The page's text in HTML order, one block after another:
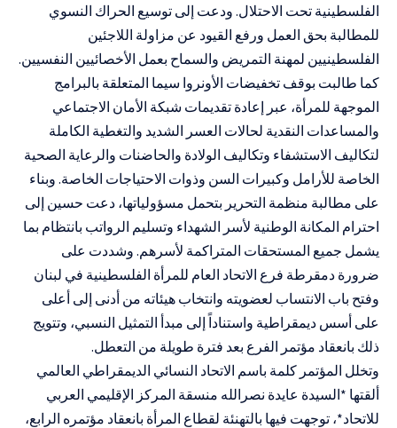
الفلسطينية تحت الاحتلال. ودعت إلى توسيع الحراك النسوي
للمطالبة بحق العمل ورفع القيود عن مزاولة اللاجئين
الفلسطينيين لمهنة التمريض والسماح بعمل الأخصائيين النفسيين.
كما طالبت بوقف تخفيضات الأونروا سيما المتعلقة بالبرامج
الموجهة للمرأة، عبر إعادة تقديمات شبكة الأمان الاجتماعي
والمساعدات النقدية لحالات العسر الشديد والتغطية الكاملة
لتكاليف الاستشفاء وتكاليف الولادة والحاضنات والرعاية الصحية
الخاصة للأرامل وكبيرات السن وذوات الاحتياجات الخاصة. وبناء
على مطالبة منظمة التحرير بتحمل مسؤولياتها، دعت حسين إلى
احترام المكانة الوطنية لأسر الشهداء وتسليم الرواتب بانتظام بما
يشمل جميع المستحقات المتراكمة لأسرهم. وشددت على
ضرورة دمقرطة فرع الاتحاد العام للمرأة الفلسطينية في لبنان
وفتح باب الانتساب لعضويته وانتخاب هيئاته من أدنى إلى أعلى
على أسس ديمقراطية واستناداً إلى مبدأ التمثيل النسبي، وتتويج
ذلك بانعقاد مؤتمر الفرع بعد فترة طويلة من التعطل.
وتخلل المؤتمر كلمة باسم الاتحاد النسائي الديمقراطي العالمي
ألقتها *السيدة عايدة نصرالله منسقة المركز الإقليمي العربي
للاتحاد*، توجهت فيها بالتهنئة لقطاع المرأة بانعقاد مؤتمره الرابع،